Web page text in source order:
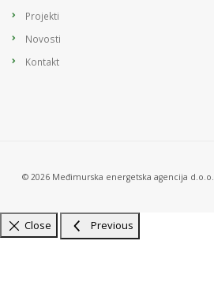
Projekti
Novosti
Kontakt
© 2026 Međimurska energetska agencija d.o.o.
Close Previous